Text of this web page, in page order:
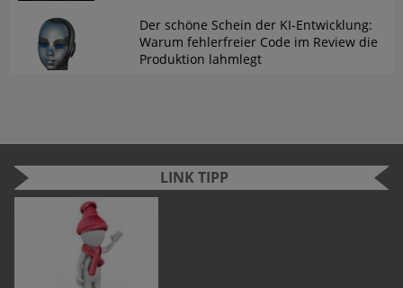
Der schöne Schein der KI-Entwicklung:
Warum fehlerfreier Code im Review die
Produktion lahmlegt
LINK TIPP